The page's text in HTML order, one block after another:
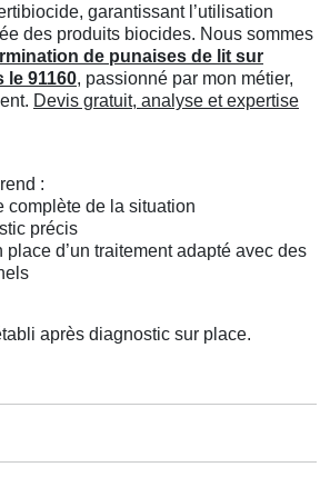
garantissant l’utilisation
des produits biocides. Nous sommes
de punaises de lit sur
le 91160, passionné par mon métier,
Devis gratuit, analyse et expertise
:
complète de la situation
précis
place d’un traitement adapté avec des
après diagnostic sur place.